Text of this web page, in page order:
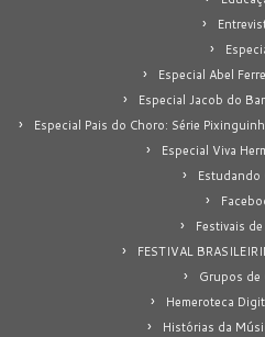
Especial Abel
Especial Jacob do
Especial Pais do Choro: Série
Especial Viva
Estudando
Festivais
FESTIVAL
Grupos de
Hemeroteca
Histórias da